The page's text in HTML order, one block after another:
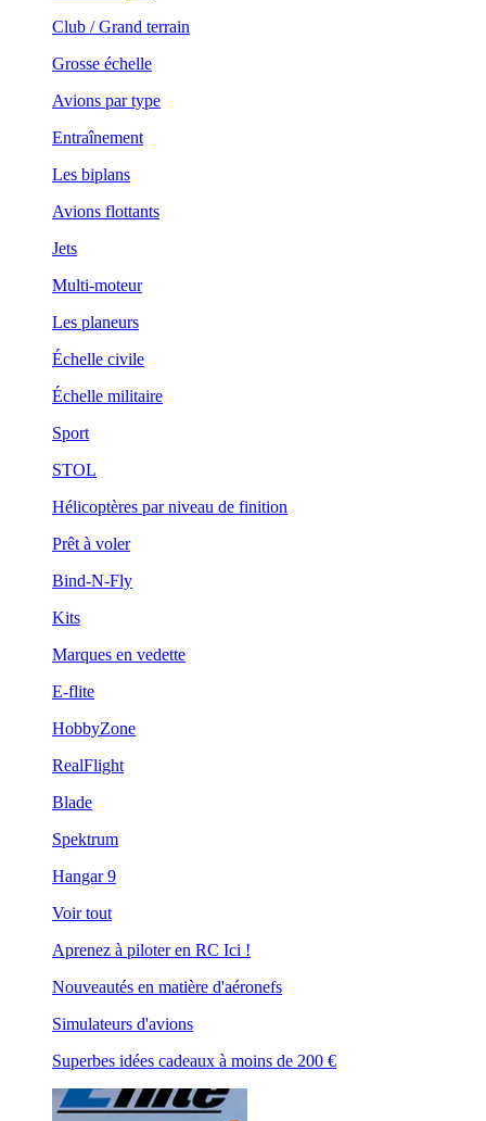
Club / Grand terrain
Grosse échelle
Avions par type
Entraînement
Les biplans
Avions flottants
Jets
Multi-moteur
Les planeurs
Échelle civile
Échelle militaire
Sport
STOL
Hélicoptères par niveau de finition
Prêt à voler
Bind-N-Fly
Kits
Marques en vedette
E-flite
HobbyZone
RealFlight
Blade
Spektrum
Hangar 9
Voir tout
Aprenez à piloter en RC Ici !
Nouveautés en matière d'aéronefs
Simulateurs d'avions
Superbes idées cadeaux à moins de 200 €